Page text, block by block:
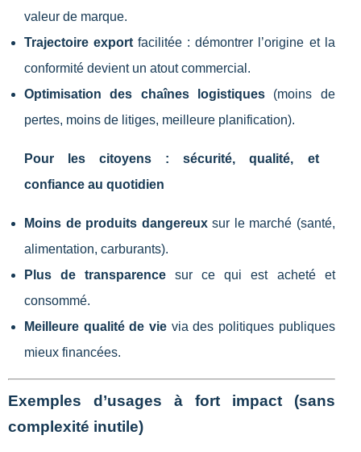
valeur de marque.
Trajectoire export facilitée : démontrer l’origine et la
conformité devient un atout commercial.
Optimisation des chaînes logistiques(moins de
pertes, moins de litiges, meilleure planification).
Pour les citoyens : sécurité, qualité, et
confiance au quotidien
Moins de produits dangereuxsur le marché (santé,
alimentation, carburants).
Plus de transparence sur ce qui est acheté et
consommé.
Meilleure qualité de vievia des politiques publiques
mieux financées.
Exemples d’usages à fort impact (sans
complexité inutile)